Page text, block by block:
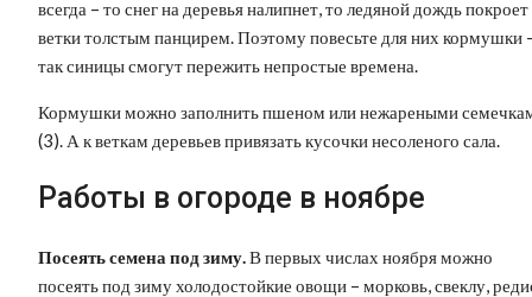
всегда – то снег на деревья налипнет, то ледяной дождь покроет
ветки толстым панцирем. Поэтому повесьте для них кормушки
так синицы смогут пережить непростые времена.
Кормушки можно заполнить пшеном или нежареными
(3). А к веткам деревьев привязать кусочки несоленого сала.
Работы в огороде в ноябре
Посеять семена под зиму. В первых числах ноября можно
посеять под зиму холодостойкие овощи – морковь, свеклу,